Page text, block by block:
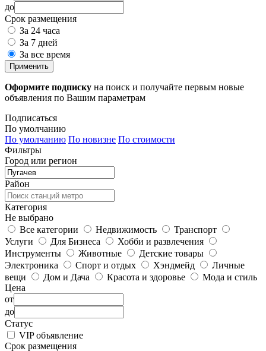
до
Срок размещения
За 24 часа
За 7 дней
За все время
Применить
Оформите подписку на поиск и получайте первым новые
объявления по Вашим параметрам
Подписаться
По умолчанию
По умолчанию По новизне По стоимости
Фильтры
Город или регион
Район
Категория
Не выбрано
Все категории
Недвижимость
Транспорт
Услуги
Для Бизнеса
Хобби и развлечения
Инструменты
Животные
Детские товары
Электроника
Спорт и отдых Хэндмейд
Личные
вещи
Дом и Дача Красота и здоровье
Мода и стиль
Цена
от
до
Статус
VIP объявление
Срок размещения